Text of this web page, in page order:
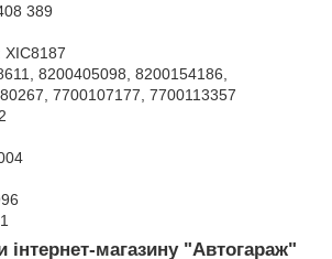
389
XIC8187
8200405098, 8200154186,
7700107177, 7700113357
інтернет-магазину "Автогараж"